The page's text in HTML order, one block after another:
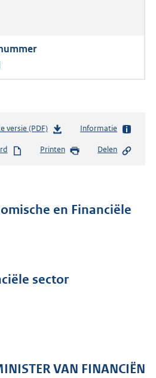
versie (PDF)b
s
s
t
b
Informatie
Printen Delen
en Financiële
sector
VAN FINANCIËN